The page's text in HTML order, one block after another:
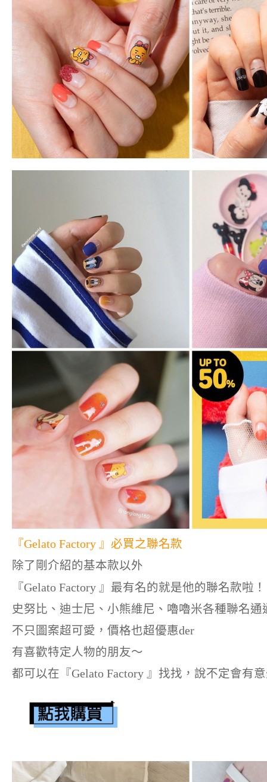
『Gelato Factory 』必買之聯名款
除了剛介紹的基本款以外
『Gelato Factory 』最有名的就是他的聯名款啦！
史努比、迪士尼、小熊維尼、嚕嚕米各種聯名通
不只圖案超可愛，價格也超優惠der
有喜歡特定人物的朋友～
都可以在『Gelato Factory 』找找，說不定會有